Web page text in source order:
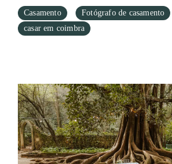
Casamento
Fotógrafo de casamento
casar em coimbra